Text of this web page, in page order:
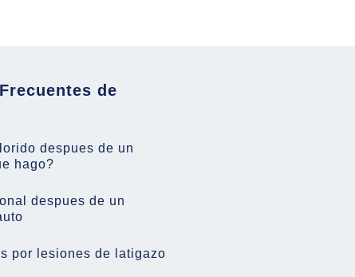
de
despues de un
hago?
despues de un
por lesiones de latigazo